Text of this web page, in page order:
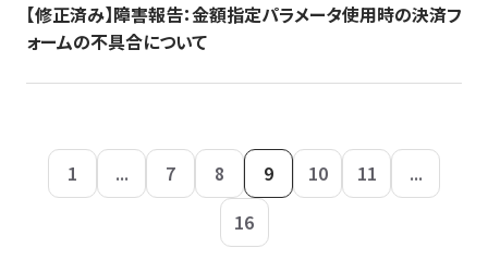
【修正済み】障害報告：金額指定パラメータ使用時の決済フ
ォームの不具合について
1 ... 7 8 9 10 11
...
16